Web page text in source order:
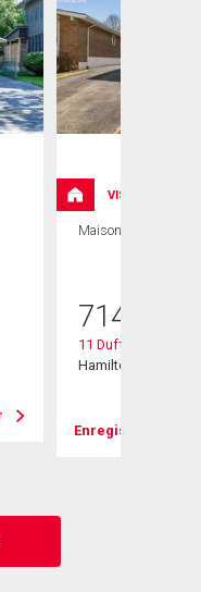
VISITE LIBRE
Maison
714 900
11 Duff Street
Hamilton, ON
Enregistrer